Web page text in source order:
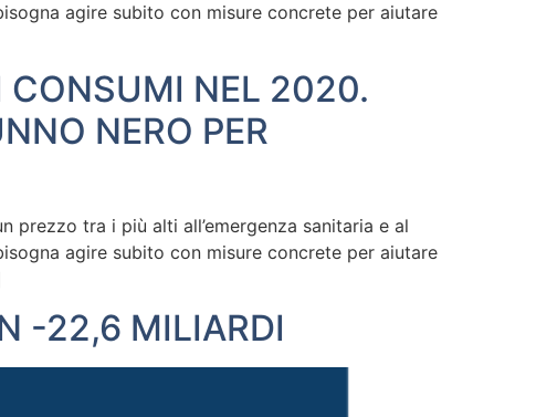
agire subito con misure concrete per aiutare
CONSUMI NEL 2020.
NERO PER
prezzo tra i più alti all’emergenza sanitaria e al
agire subito con misure concrete per aiutare
-22,6 MILIARDI